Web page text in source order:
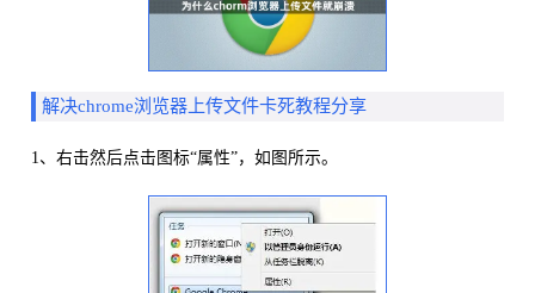
解决chrome浏览器上传文件卡死教程分享
1、右击然后点击图标“属性”，如图所示。